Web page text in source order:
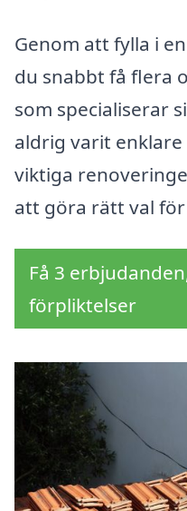
Genom att fylla i
du snabbt få flera
som specialiserar
aldrig varit
viktiga
att göra rätt val
Få 3
förpliktelser